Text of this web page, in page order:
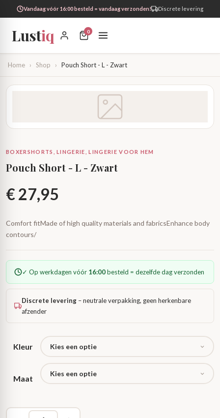
Vandaag vóór 16:00 besteld = vandaag verzonden! Discrete levering
Lustiq 0
Home › Shop › Pouch Short - L - Zwart
BOXERSHORTS, LINGERIE, LINGERIE VOOR HEM
Pouch Short - L - Zwart
€27,95
Comfort fitMade of high quality materials and fabricsEnhance body
contours/
✓ Op werkdagen vóór 16:00besteld = dezelfde dag verzonden
Discrete levering – neutrale verpakking, geen herkenbare
afzender
Kleur
Maat